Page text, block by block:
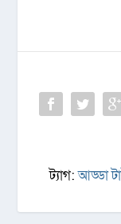
ট্যাগ:আড্ডা